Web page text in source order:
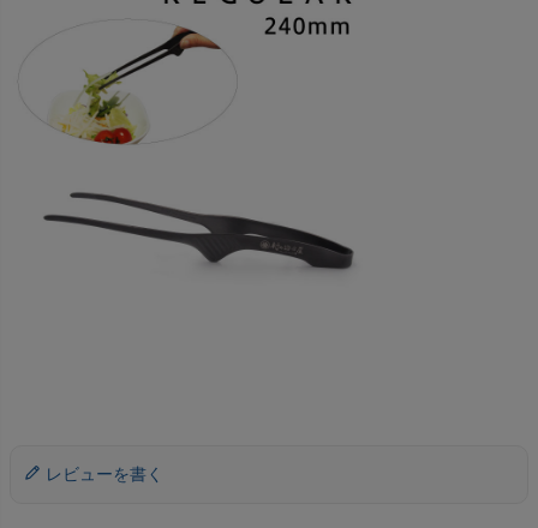
レビューを書く